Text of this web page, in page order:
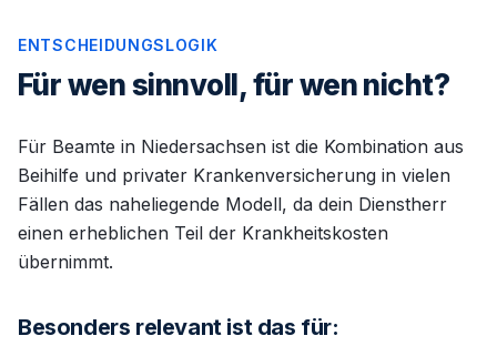
ENTSCHEIDUNGSLOGIK
Für wen sinnvoll, für wen nicht?
Für Beamte in Niedersachsen ist die Kombination aus
Beihilfe und privater Krankenversicherung in vielen
Fällen das naheliegende Modell, da dein Dienstherr
einen erheblichen Teil der Krankheitskosten
übernimmt.
Besonders relevant ist das für: